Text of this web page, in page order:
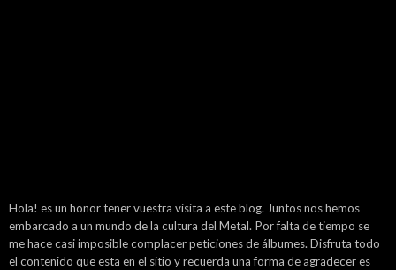
Hola! es un honor tener vuestra visita a este blog. Juntos nos hemos
embarcado a un mundo de la cultura del Metal. Por falta de tiempo se
me hace casi imposible complacer peticiones de álbumes. Disfruta todo
el contenido que esta en el sitio y recuerda una forma de agradecer es